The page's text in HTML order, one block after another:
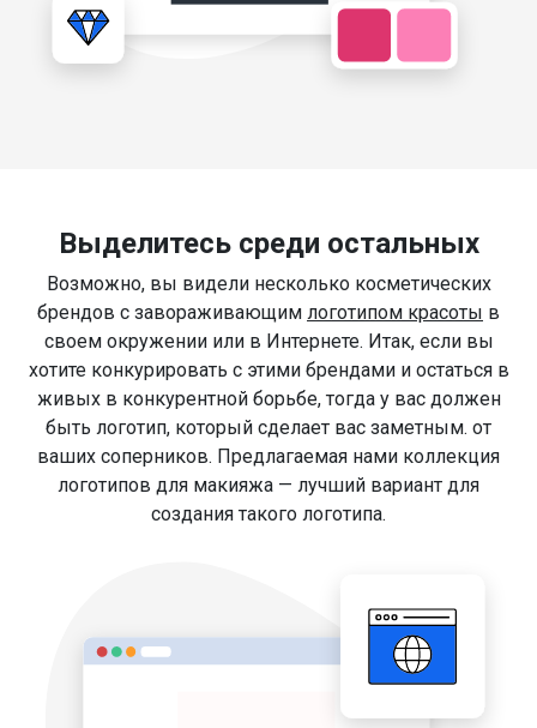
Выделитесь среди остальных
Возможно, вы видели несколько косметических
брендов с завораживающим логотипом красоты в
своем окружении или в Интернете. Итак, если вы
хотите конкурировать с этими брендами и остаться в
живых в конкурентной борьбе, тогда у вас должен
быть логотип, который сделает вас заметным. от
ваших соперников. Предлагаемая нами коллекция
логотипов для макияжа — лучший вариант для
создания такого логотипа.